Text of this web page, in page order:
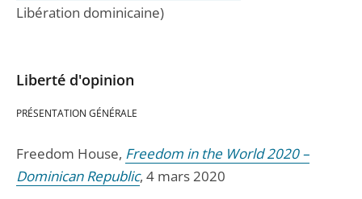
Libération dominicaine)
Liberté d'opinion
PRÉSENTATION GÉNÉRALE
Freedom House, Freedom in the World 2020 –
Dominican Republic, 4 mars 2020